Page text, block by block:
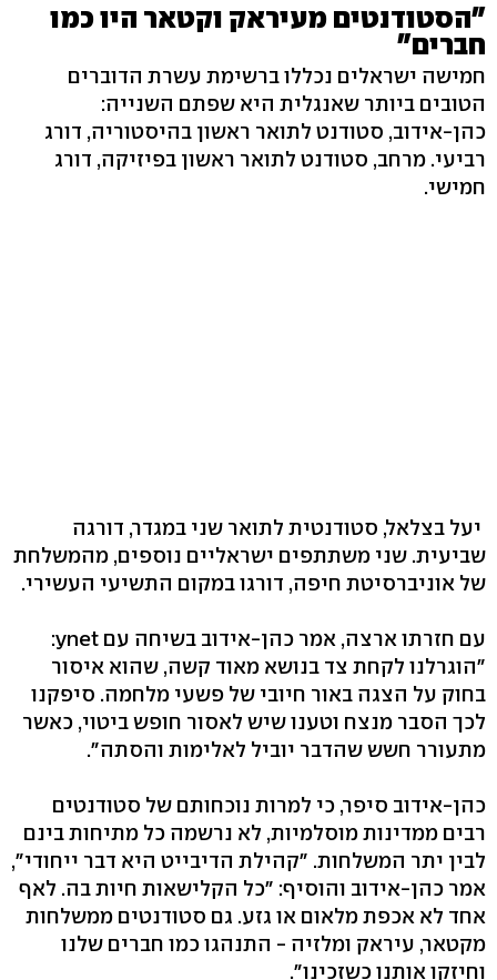
"הסטודנטים מעיראק וקטאר היו כמו
חברים"
חמישה ישראלים נכללו ברשימת עשרת הדוברים
הטובים ביותר שאנגלית היא שפתם השנייה:
כהן-אידוב, סטודנט לתואר ראשון בהיסטוריה, דורג
רביעי. מרחב, סטודנט לתואר ראשון בפיזיקה, דורג
חמישי.
יעל בצלאל, סטודנטית לתואר שני במגדר, דורגה
שביעית. שני משתתפים ישראליים נוספים, מהמשלחת
של אוניברסיטת חיפה, דורגו במקום התשיעי העשירי.
עם חזרתו ארצה, אמר כהן-אידוב בשיחה עם ynet:
"הוגרלנו לקחת צד בנושא מאוד קשה, שהוא איסור
בחוק על הצגה באור חיובי של פשעי מלחמה. סיפקנו
לכך הסבר מנצח וטענו שיש לאסור חופש ביטוי, כאשר
מתעורר חשש שהדבר יוביל לאלימות והסתה".
כהן-אידוב סיפר, כי למרות נוכחותם של סטודנטים
רבים ממדינות מוסלמיות, לא נרשמה כל מתיחות בינם
לבין יתר המשלחות. "קהילת הדיבייט היא דבר ייחודי",
אמר כהן-אידוב והוסיף: "כל הקלישאות חיות בה. לאף
אחד לא אכפת מלאום או גזע. גם סטודנטים ממשלחות
מקטאר, עיראק ומלזיה - התנהגו כמו חברים שלנו
וחיזקו אותנו כשזכינו".